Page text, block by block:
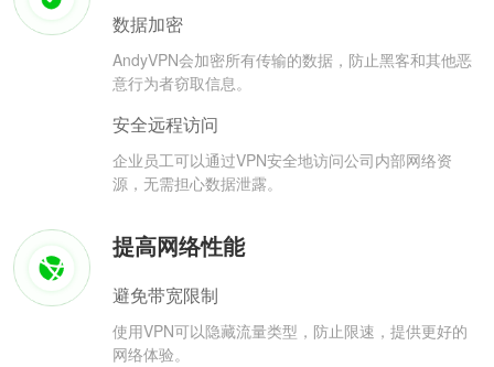
数据加密
AndyVPN会加密所有传输的数据，防止黑客和其他恶
意行为者窃取信息。
安全远程访问
企业员工可以通过VPN安全地访问公司内部网络资
源，无需担心数据泄露。
提高网络性能
避免带宽限制
使用VPN可以隐藏流量类型，防止限速，提供更好的
网络体验。